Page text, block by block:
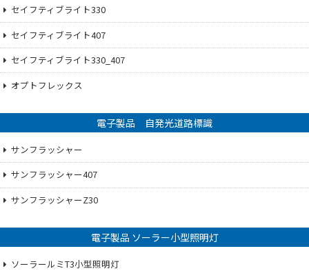
セイフティブライト330
セイフティブライト407
セイフティブライト330_407
オプトフレックス
電子製品 自発光道路標識
サンフラッシャー
サンフラッシャー407
サンフラッシャーZ30
電子製品 ソーラー小型照明灯
ソーラールミT3小型照明灯